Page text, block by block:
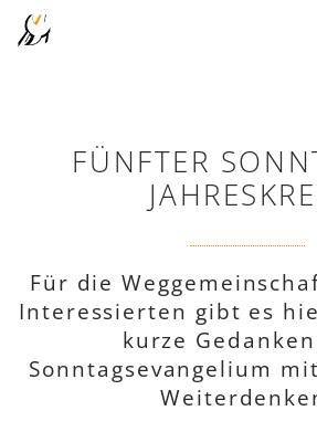
FÜNFTER
Für die
Interessierten gibt es
kurze
Sonntagsevangelium